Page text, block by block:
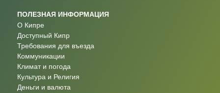
ПОЛЕЗНАЯ ИНФОРМАЦИЯ
О Кипре
Доступный Кипр
Требования для въезда
Коммуникации
Климат и погода
Культура и Религия
Деньги и валюта